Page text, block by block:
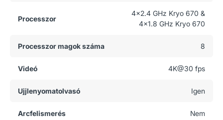
Processzor
4x2.4 GHz Kryo 670 &
4x1.8 GHz Kryo 670
Processzor magok száma 8
Videó 4K@30 fps
Ujjlenyomatolvasó Igen
Arcfelismerés Nem